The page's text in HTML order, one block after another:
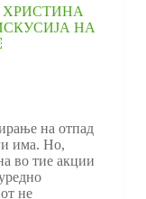
НА
на отпад
има. Но,
во тие акции
не